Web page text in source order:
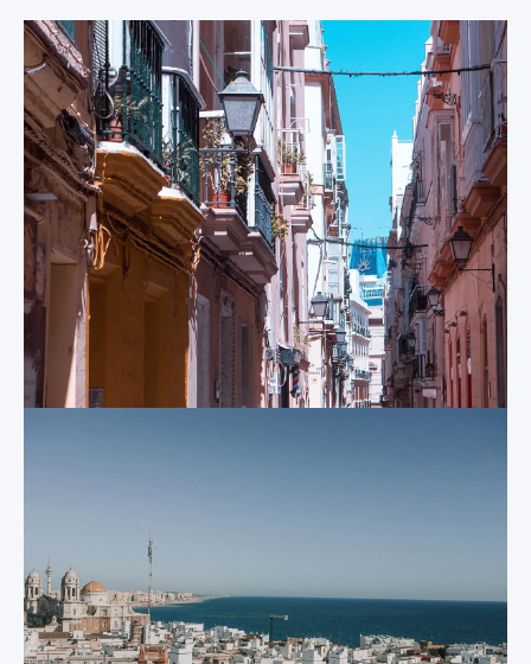
La Cathédrale
de Cadix
Cette magnifique
cathédrale présente
une architecture
baroque complexe,
une façade
majestueuse et un
clocher d'où l'on
peut profiter d'une
vue imprenable sur
la ville environnante.
années 1700, cette
tour de guet
historique contient
une caméra obscura
Puerto de
Santa María)
Cette petite ville
historique est située
sur les rives du
fleuve Guadalete,
juste à l'extérieur de
la ville de Cadix, où
vous et vos élèves
pourrez visiter le
château de San
Marcos, les arènes
d'El Puerto, l'église
Autres lieux
d'intérêt